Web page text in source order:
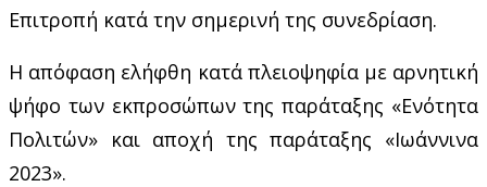
Επιτροπή κατά την σημερινή της συνεδρίαση.
Η απόφαση ελήφθη κατά πλειοψηφία με αρνητική
ψήφο των εκπροσώπων της παράταξης «Ενότητα
Πολιτών» και αποχή της παράταξης «Ιωάννινα
2023».